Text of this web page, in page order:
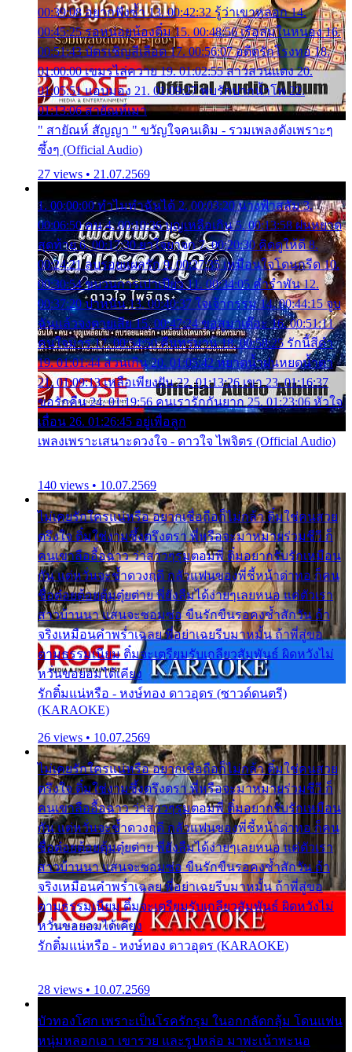
00:39:08 อยากฟังซ้ำ 13. 00:42:32 รู้ว่าเขาหลอก 14.
00:45:25 รอหน่อยน้องติ๋ม 15. 00:48:56 เรือล่มในหนอง 16.
00:51:43 บัตรเชิญสีเลือด 17. 00:56:07 อดีตรักโรงทอ 18.
01:00:00 เขมรไล่ควาย 19. 01:02:55 สาวสวนแตง 20.
01:05:51 แอบมอง 21. 01:09:27 พบรักปากน้ำโพ 22.
01:13:06 สายัณห์เมา
" สายัณห์ สัญญา " ขวัญใจคนเดิม - รวมเพลงดังเพราะๆ
ซึ้งๆ (Official Audio)
27 views • 21.07.2569
1. 00:00:00 ทำไมทำฉันได้ 2. 00:03:20 นางฟ้าสลัม 3.
00:06:50 คน 4. 00:10:36 บุญเหลือเกิน 5. 00:13:58 ฝนหยาด
สุดท้าย 6. 00:17:30 ยาใจยาจก 7. 00:20:30 คิดดูให้ดี 8.
00:24:21 ลบรอยแผลรัก 9. 00:27:35 เหมือนใจโดนกรีด 10.
00:30:54 ขบวนการเปาเปียว 11. 00:34:05 คำรำพัน 12.
00:37:20 ปาหนัน 13. 00:40:37 ใจเจ้ากรรม 14. 00:44:15 จูบ
ฉันแล้วจงตายเสีย 15. 00:47:24 ขอสูมาเต๊อะ 16. 00:51:11
คนใจมาร 17. 00:54:50 คืนทรมาน 18. 00:58:25 รักนี้สีดำ
19. 01:01:44 ส่วนเกิน 20. 01:05:42 หยาดน้ำฝนหยดน้ำตา
21. 01:09:13 เหลือเพียงฝัน 22. 01:13:26 เขา 23. 01:16:37
ขอรักคืน 24. 01:19:56 คนเรารักกันยาก 25. 01:23:06 หัวใจ
เถื่อน 26. 01:26:45 อยู่เพื่อลูก
เพลงเพราะเสนาะดวงใจ - ดาวใจ ไพจิตร (Official Audio)
140 views • 10.07.2569
ไม่เคยรักใครแน่หรือ อยากเชื่อถือก็ไม่กล้า ติ๋มใช่คนสวย
ตรึงใจ ติ๋มใช่งามซึ้งตรึงตรา พี่หรือจะมาหมายร่วมชีวี ก็
คนเขาลืออื้อฉาว ว่าสาวๆรุมตอมพี่ ติ๋มอยากรับรักเหมือน
กัน แต่หวั่นจะช้ำดวงฤดี กลัวแฟนของพี่ชี้หน้าด่าทอ ก็คน
ชื่อต๋อยต้อยตุ้มตุ๋ยต่าย พี่ยังลืมได้ง่ายๆเลยหนอ แค่ตัวเรา
สาวบ้านนา แสนจะซอมซ่อ ขืนรักขืนรอคงช้ำสักวัน ถ้า
จริงเหมือนคำพร่ำเฉลย พี่อย่าเฉยรีบมาหมั้น ถ้าพี่สู่ขอ
ตามธรรมเนียม ติ๋มจะเตรียมรับเกลียวสัมพันธ์ ผิดหวังไม่
หวั่นขอยอมได้เคียง
รักติ๋มแน่หรือ - หงษ์ทอง ดาวอุดร (ซาวด์ดนตรี)
(KARAOKE)
26 views • 10.07.2569
ไม่เคยรักใครแน่หรือ อยากเชื่อถือก็ไม่กล้า ติ๋มใช่คนสวย
ตรึงใจ ติ๋มใช่งามซึ้งตรึงตรา พี่หรือจะมาหมายร่วมชีวี ก็
คนเขาลืออื้อฉาว ว่าสาวๆรุมตอมพี่ ติ๋มอยากรับรักเหมือน
กัน แต่หวั่นจะช้ำดวงฤดี กลัวแฟนของพี่ชี้หน้าด่าทอ ก็คน
ชื่อต๋อยต้อยตุ้มตุ๋ยต่าย พี่ยังลืมได้ง่ายๆเลยหนอ แค่ตัวเรา
สาวบ้านนา แสนจะซอมซ่อ ขืนรักขืนรอคงช้ำสักวัน ถ้า
จริงเหมือนคำพร่ำเฉลย พี่อย่าเฉยรีบมาหมั้น ถ้าพี่สู่ขอ
ตามธรรมเนียม ติ๋มจะเตรียมรับเกลียวสัมพันธ์ ผิดหวังไม่
หวั่นขอยอมได้เคียง
รักติ๋มแน่หรือ - หงษ์ทอง ดาวอุดร (KARAOKE)
28 views • 10.07.2569
บัวทองโศก เพราะเป็นโรครักรุม ในอกกลัดกลุ้ม โดนแฟน
หนุ่มหลอกเอา เขารวย และรูปหล่อ มาพะเน้าพะนอ